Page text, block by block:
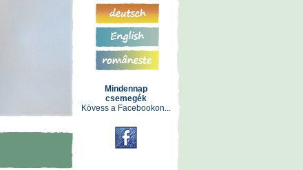
Mindennap
csemegék
Kövess a Facebookon...